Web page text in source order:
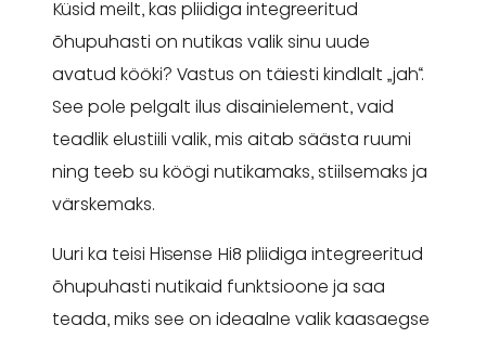
Küsid meilt, kas pliidiga integreeritud
õhupuhasti on nutikas valik sinu uude
avatud kööki? Vastus on täiesti kindlalt „jah“.
See pole pelgalt ilus disainielement, vaid
teadlik elustiili valik, mis aitab säästa ruumi
ning teeb su köögi nutikamaks, stiilsemaks ja
värskemaks.
Uuri ka teisi Hisense Hi8 pliidiga integreeritud
õhupuhasti nutikaid funktsioone ja saa
teada, miks see on ideaalne valik kaasaegse